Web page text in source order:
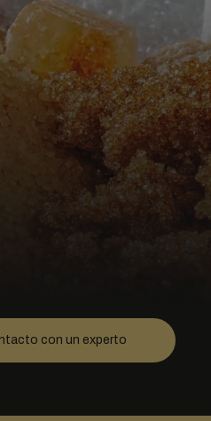
con un experto